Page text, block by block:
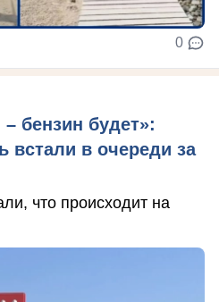
0
бензин будет»:
встали в очереди за
что происходит на